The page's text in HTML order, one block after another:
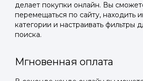
делает покупки онлайн. Вы
перемещаться по сайту, находить
категории и настраивать фильтры
поиска.
Мгновенная оплата